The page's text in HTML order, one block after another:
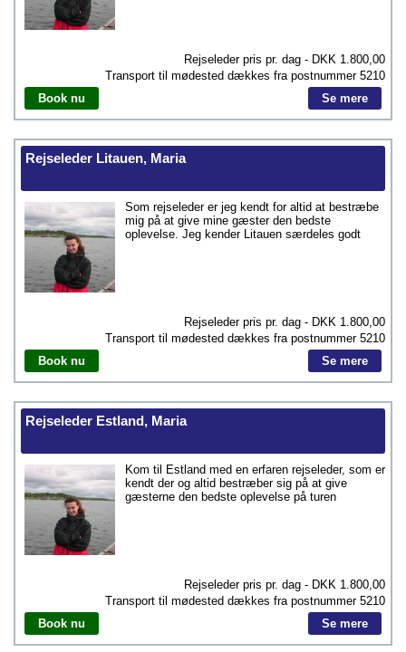
Rejseleder pris pr. dag - DKK 1.800,00
Transport til mødested dækkes fra postnummer 5210
Book nu
Se mere
Rejseleder Litauen, Maria
Som rejseleder er jeg kendt for altid at bestræbe
mig på at give mine gæster den bedste
oplevelse. Jeg kender Litauen særdeles godt
Rejseleder pris pr. dag - DKK 1.800,00
Transport til mødested dækkes fra postnummer 5210
Book nu
Se mere
Rejseleder Estland, Maria
Kom til Estland med en erfaren rejseleder, som er
kendt der og altid bestræber sig på at give
gæsterne den bedste oplevelse på turen
Rejseleder pris pr. dag - DKK 1.800,00
Transport til mødested dækkes fra postnummer 5210
Book nu
Se mere